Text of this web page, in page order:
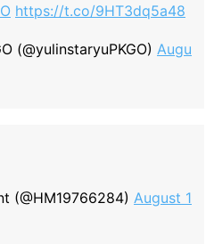
https://t.co/9HT3dq5a48
(@yulinstaryuPKGO) Augu
(@HM19766284) August 1